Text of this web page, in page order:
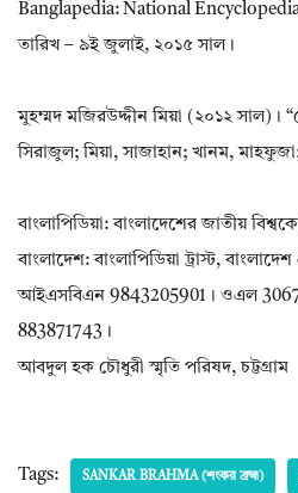
Banglapedia: National
তারিখ – ৯ই জুলাই, ২০১৫ সাল।
মুহম্মদ মজিরউদ্দীন মিয়া (২০১২
সিরাজুল; মিয়া, সাজাহান; খানম,
বাংলাপিডিয়া: বাংলাদেশের জাতীয়
বাংলাদেশ: বাংলাপিডিয়া ট্রাস্ট,
আইএসবিএন 9843205901। ওএল
883871743।
আবদুল হক চৌধুরী স্মৃতি পরিষদ, চট্টগ্রাম
Tags: SANKAR BRAHMA (শংকর ব্রহ্ম)